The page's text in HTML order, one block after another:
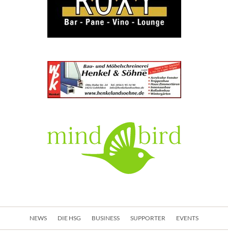
Navigation
NEWS DIE HSG BUSINESS SUPPORTER EVENTS